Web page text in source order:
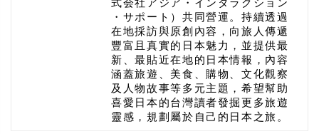
・サポート）共同營運。持續透過
在地採訪與原創內容，向旅人傳遞
豐富且真實的日本魅力，並提供最
新、最貼近在地的日本情報，內容
涵蓋旅遊、美食、購物、文化觀察
及人物故事等多元主題，希望幫助
喜愛日本的台灣讀者發掘更多旅遊
靈感，規劃屬於自己的日本之旅。